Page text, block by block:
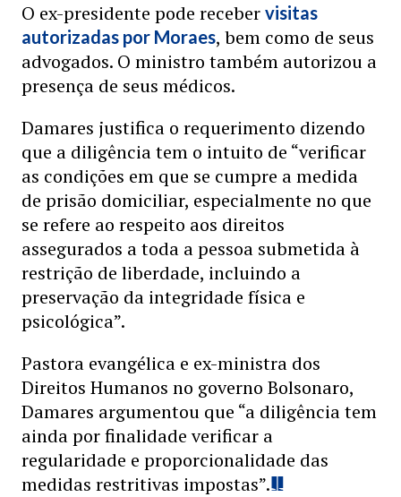
O ex-presidente pode receber visitas
autorizadas por Moraes, bem como de seus
advogados. O ministro também autorizou a
presença de seus médicos.
Damares justifica o requerimento dizendo
que a diligência tem o intuito de “verificar
as condições em que se cumpre a medida
de prisão domiciliar, especialmente no que
se refere ao respeito aos direitos
assegurados a toda a pessoa submetida à
restrição de liberdade, incluindo a
preservação da integridade física e
psicológica”.
Pastora evangélica e ex-ministra dos
Direitos Humanos no governo Bolsonaro,
Damares argumentou que “a diligência tem
ainda por finalidade verificar a
regularidade e proporcionalidade das
medidas restritivas impostas”.